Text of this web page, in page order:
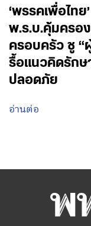
‘พรรคเพื่อไทย
พ.ร.บ.คุ้มครอ
ครอบครัว ชู “
รื้อแนวคิดรักษ
ปลอดภัย
อ่านต่อ